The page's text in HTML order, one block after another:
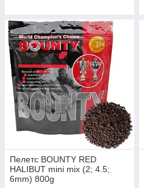
Пелетс BOUNTY RED
HALIBUT mini mix (2; 4.5;
6mm) 800g